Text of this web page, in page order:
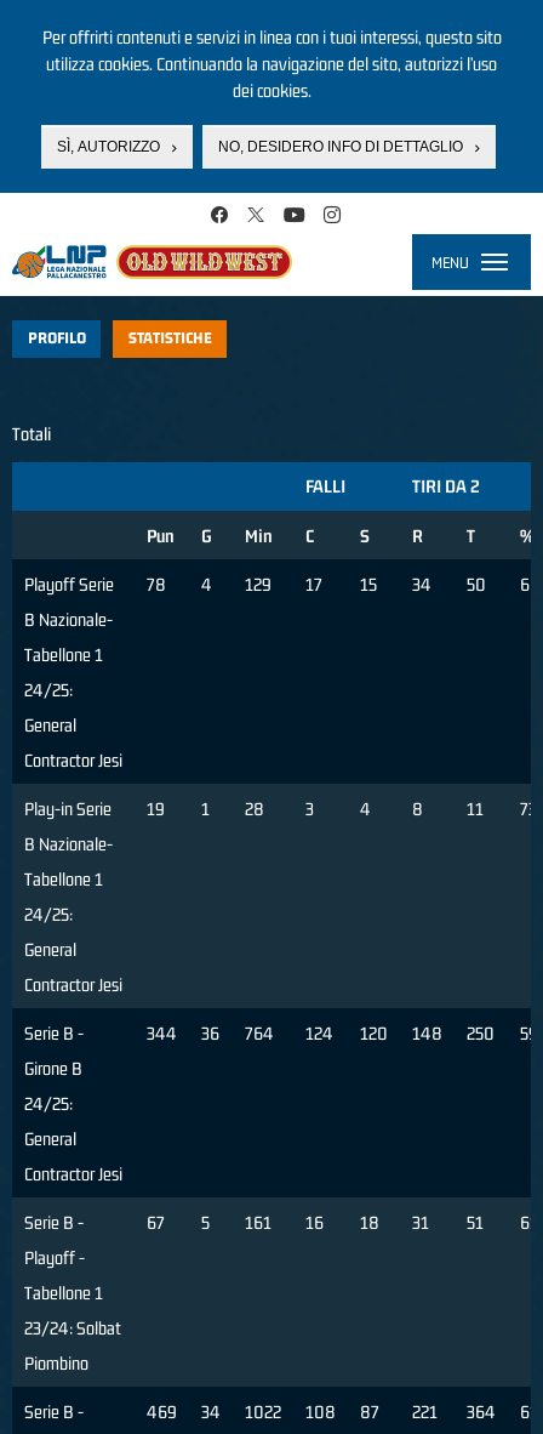
Per offrirti contenuti e servizi in linea con i tuoi interessi, questo sito
utilizza cookies. Continuando la navigazione del sito, autorizzi l’uso
dei cookies.
SÌ, AUTORIZZO NO, DESIDERO INFO DI DETTAGLIO
MENU
PROFILO STATISTICHE
Totali
FALLI TIRI DA 2
Pun G Min C S R T %
Playoff Serie
B Nazionale-
Tabellone 1
24/25:
General
Contractor Jesi
78 4 129 17 15 34 50 68
Play-in Serie
B Nazionale-
Tabellone 1
24/25:
General
Contractor Jesi
19 1 28 3 4 8 11 73
Serie B -
Girone B
24/25:
General
Contractor Jesi
344 36 764 124 120 148 250 59
Serie B -
Playoff -
Tabellone 1
23/24: Solbat
Piombino
67 5 161 16 18 31 51 61
Serie B -
469 34 1022 108 87 221 364 61